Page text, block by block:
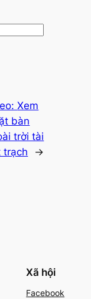
Xem
bàn
trời tài
trạch
→
Xã hội
Facebook